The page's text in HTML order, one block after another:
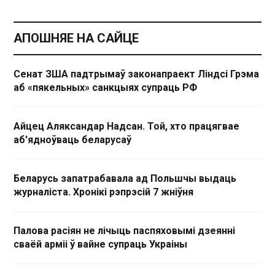
АПОШНЯЕ НА САЙЦЕ
Сенат ЗША падтрымаў законапраект Ліндсі Грэма
аб «пякельных» санкцыях супраць РФ
Айцец Аляксандар Надсан. Той, хто працягвае
аб'ядноўваць беларусаў
Беларусь запатрабавала ад Польшчы выдаць
журналіста. Хронікі рэпрэсій 7 жніўня
Палова расіян не лічыць паспяховымі дзеянні
сваёй арміі ў вайне супраць Украіны